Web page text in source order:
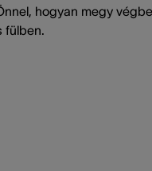
hogyan megy
fülben.